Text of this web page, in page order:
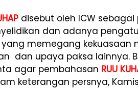
disebut oleh ICW sebagai
dan adanya
yang memegang
dan upaya paksa lainnya.
agar pembahasan RUU
keterangan persnya,